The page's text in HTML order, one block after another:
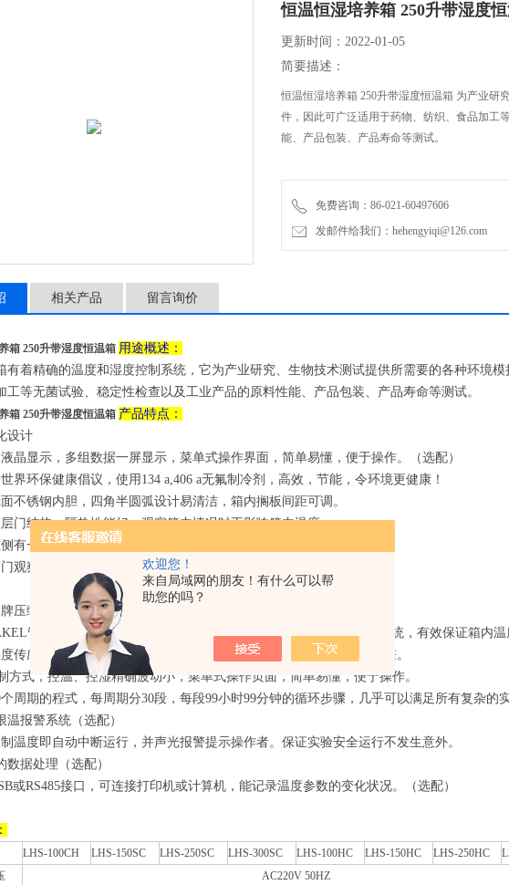
欢迎您！
来自局域网的朋友！有什么可以帮
助您的吗？
恒温恒湿培养箱 250升带湿度
更新时间：2022-01-05
简要描述：
恒温恒湿培养箱 250升带湿度恒温箱 为产业研
件，因此可广泛适用于药物、纺织、食品加工
能、产品包装、产品寿命等测试。
免费咨询：86-021-60497606
发邮件给我们：hehengyiqi@126.com
相关产品 留言询价
箱 250升带湿度恒温箱 用途概述 ：
有着精确的温度和湿度控制系统，它为产业研究、生物技术测试提供所需要的各种环境
工等无菌试验、稳定性检查以及工业产品的原料性能、产品包装、产品寿命等测试。
箱 250升带湿度恒温箱 产品特点：
设计
晶显示，多组数据一屏显示，菜单式操作界面，简单易懂，便于操作。（选配）
界环保健康倡议 ，使用134 a,406 a无氟制冷剂 ，高效，节能 ， 令环境更健康！
不锈钢内胆，四角半圆弧设计易清洁，箱内搁板间距可调。
门结构，隔热性能好，观察箱内情况时不影响箱内温度。
有一直径25mm/50mm的测试孔，便于实验操作与测量温度。（选配）
观察窗（选配、SC除外）
压缩机，自主研发的压缩机降温系统，可有效延长压缩机使用寿命。
管流循环风机，配上*设计的风道结构，制造出良好的空气循环系统，有效保证箱内温
传感器，自主设计的内置水箱
加湿系统，有效的保证湿度偏差。
方式，控温、控湿精确波动小，菜单式操作页面，简单易懂，便于操作。
周期的程式，每周期分30段，每段99小时99分钟的循环步骤，几乎可以满足所有复杂的
温报警系统（选配）
温度即自动中断运行，并声光报警提示操作者。保证实验安全运行不发生意外。
数据处理（选配）
或RS485接口，可连接打印机或计算机，能记录温度参数的变化状况。（选配）
LHS-100CH LHS-150SC LHS-250SC LHS-300SC LHS-100HC LHS-150HC LHS-250HC
AC220V 50HZ